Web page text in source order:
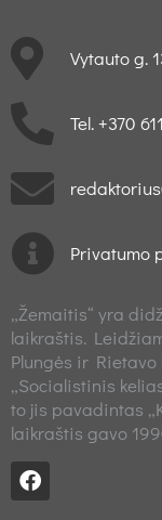
Vytauto g.
Tel. +370
Privatumo
„Žemaitis“ yra
laikraštis.
Plungės ir
„Socialistinis
to jis pavadintas
laikraštis gavo